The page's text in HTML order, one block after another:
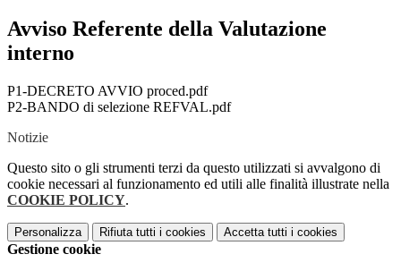
Avviso Referente della Valutazione
interno
P1-DECRETO AVVIO proced.pdf
P2-BANDO di selezione REFVAL.pdf
Notizie
Questo sito o gli strumenti terzi da questo utilizzati si avvalgono di
cookie necessari al funzionamento ed utili alle finalità illustrate nella
COOKIE POLICY.
Personalizza Rifiuta tutti i cookies Accetta tutti i cookies
Gestione cookie